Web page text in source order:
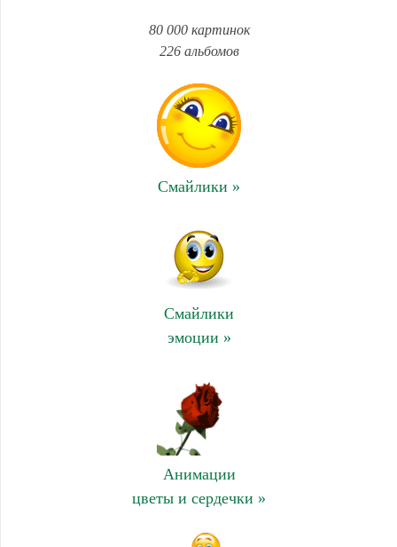
80 000 картинок
226 альбомов
Смайлики »
Смайлики
эмоции »
Анимации
цветы и сердечки »